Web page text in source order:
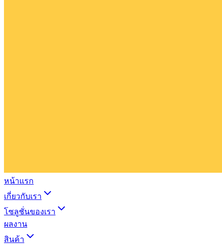
หน้าแรก
เกี่ยวกับเรา
โซลูชั่นของเรา
ผลงาน
สินค้า